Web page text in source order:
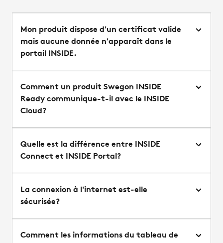
Mon produit dispose d'un certificat valide
mais aucune donnée n'apparaît dans le
portail INSIDE.
Comment un produit Swegon INSIDE
Ready communique-t-il avec le INSIDE
Cloud?
Quelle est la différence entre INSIDE
Connect et INSIDE Portal?
La connexion à l'internet est-elle
sécurisée?
Comment les informations du tableau de